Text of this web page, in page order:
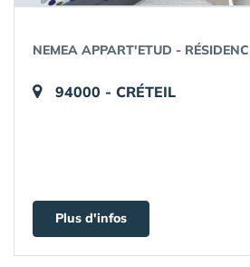
NEMEA APPART'ETUD -
94000 - CRÉTEIL
Plus d'infos